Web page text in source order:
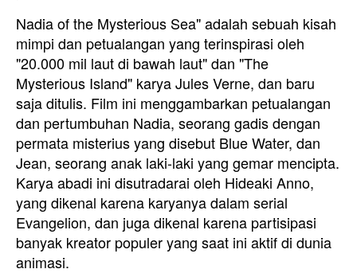
Nadia of the Mysterious Sea" adalah sebuah kisah
mimpi dan petualangan yang terinspirasi oleh
"20.000 mil laut di bawah laut" dan "The
Mysterious Island" karya Jules Verne, dan baru
saja ditulis. Film ini menggambarkan petualangan
dan pertumbuhan Nadia, seorang gadis dengan
permata misterius yang disebut Blue Water, dan
Jean, seorang anak laki-laki yang gemar mencipta.
Karya abadi ini disutradarai oleh Hideaki Anno,
yang dikenal karena karyanya dalam serial
Evangelion, dan juga dikenal karena partisipasi
banyak kreator populer yang saat ini aktif di dunia
animasi.